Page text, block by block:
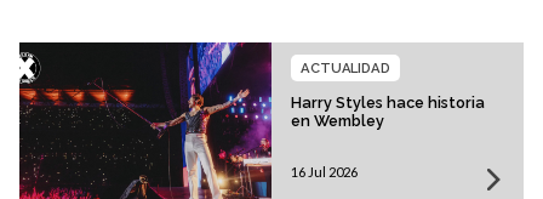
Harry Styles hace historia
en Wembley
ACTUALIDAD
16 Jul 2026